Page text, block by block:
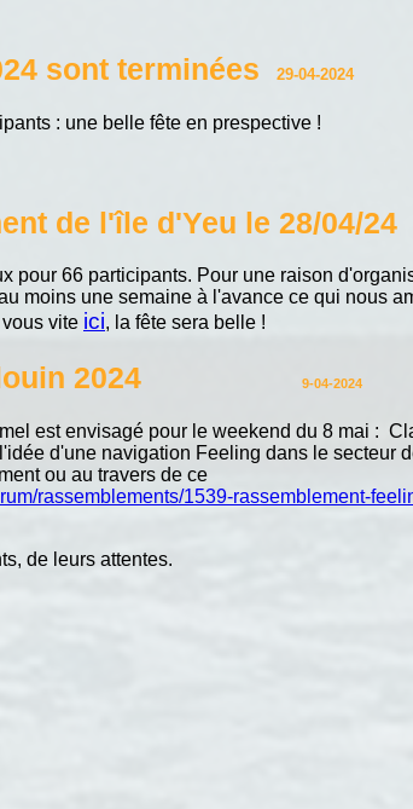
sont terminées 29-04-2024
: une belle fête en prespective !
de l'île d'Yeu le 28/04/24
pour 66 participants. Pour une raison
moins une semaine à l'avance ce qui nous
vite ici, la fête sera belle !
Malouin 2024 9-04-2024
est envisagé pour le weekend du 8 mai :
d'une navigation Feeling dans le secteur
ou au travers de ce
rassemblements/1539-rassemblement-
de leurs attentes.